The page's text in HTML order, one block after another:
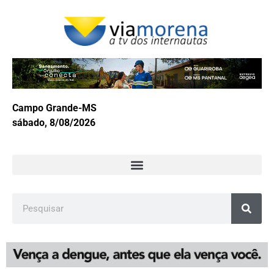
Campo Grande-MS
sábado, 8/08/2026